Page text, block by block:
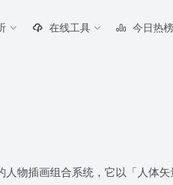
在线工具 今日热榜
物插画组合系统，它以「人体